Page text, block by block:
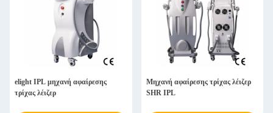
elight IPL μηχανή αφαίρεσης
τρίχας λέιζερ
Μηχανή αφαίρεσης τρίχας λέιζερ
SHR IPL